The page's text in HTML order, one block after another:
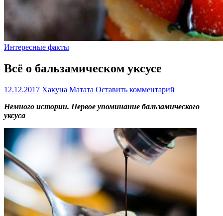
Интересные факты
Всё о бальзамическом уксусе
12.12.2017 Хакуна Матата Оставить комментарий
Немного истории. Первое упоминание бальзамического
уксуса